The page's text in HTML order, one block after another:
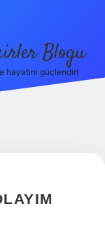
Blogu
hayatını güçlendir!